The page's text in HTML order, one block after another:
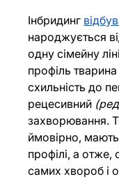
Інбридинг
народжується
одну сімейну
профіль
схильність до
рецесивний
захворювання.
ймовірно,
профілі, а отже,
самих хвороб і